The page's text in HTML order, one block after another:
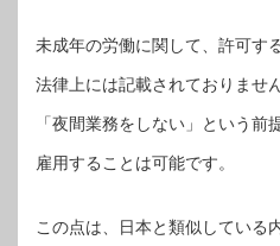
未成年の労働に関して、許可す
法律上には記載されておりませ
「夜間業務をしない」という
雇用することは可能です。
この点は、日本と類似している